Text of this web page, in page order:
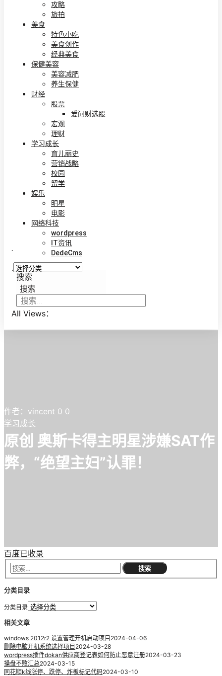
攻略
旅拍
美食
特色小吃
美食创作
经典美食
保健美容
美容减肥
养生保健
财经
股票
爱问财选股
宏观
理财
学习成长
育儿丽史
营销战略
校园
留学
娱乐
明星
电影
网络科技
wordpress
IT资讯
DedeCms
.
.
搜索
搜索
All Views：
作者： vincent 0 0
学习成长
原创 奥斯卡得主明星涉嫌SAT作
弊，“绝望主妇”认罪！
百度已收录
分类目录
分类目录
相关文章
windows 2012r2 设置管理开机启动项目 2024-04-06
删除电脑开机系统选择项目 2024-03-28
wordpress插件dokan供应商登记表如何防止恶意注册2024-03-23
操盘不败汇总2024-03-15
同花顺k线涨停、跌停、炸板标记代码2024-03-10